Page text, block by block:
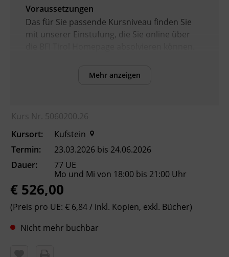
Voraussetzungen
Das für Sie passende Kursniveau finden Sie
mit unserer Einstufung, die Sie online über
Arbeitsmarkt
Kursformat
Präsenzunterricht
Leitung
Fachtrainer_in
Mehr anzeigen
Kurs Nr. 5060200.26
Kursort:
Kufstein
Termin:
23.03.2026 bis 24.06.2026
Dauer:
77 UE
Mo und Mi von 18:00 bis 21:00 Uhr
€ 526,00
(Preis pro UE: € 6,84 / inkl. Kopien, exkl. Bücher)
Nicht mehr buchbar